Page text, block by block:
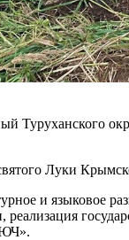
Луки
и языковое